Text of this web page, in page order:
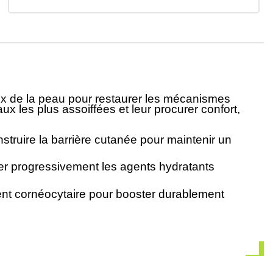
de la peau pour restaurer les mécanismes
les plus assoiffées et leur procurer confort,
la barrière cutanée pour maintenir un
progressivement les agents hydratants
cornéocytaire pour booster durablement